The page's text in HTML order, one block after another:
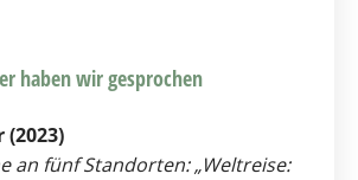
haben wir gesprochen
an fünf Standorten: „Weltreise: